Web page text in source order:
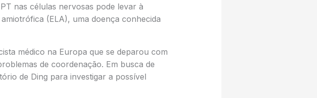
nas células nervosas pode levar à
(ELA), uma doença conhecida
médico na Europa que se deparou com
de coordenação. Em busca de
de Ding para investigar a possível